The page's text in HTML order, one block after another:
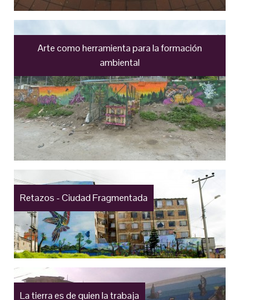
Arte como herramienta para la formación
ambiental
Retazos - Ciudad Fragmentada
La tierra es de quien la trabaja